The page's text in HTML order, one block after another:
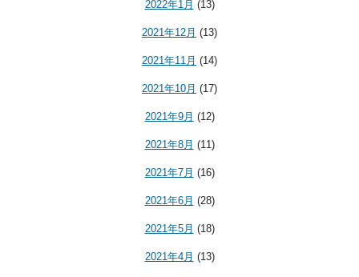
2022年1月 (13)
2021年12月 (13)
2021年11月 (14)
2021年10月 (17)
2021年9月 (12)
2021年8月 (11)
2021年7月 (16)
2021年6月 (28)
2021年5月 (18)
2021年4月 (13)